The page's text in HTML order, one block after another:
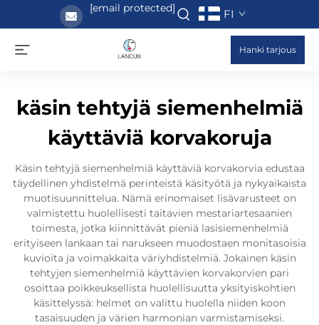
[email protected] FI
Hanki tarjous
käsin tehtyjä siemenhelmiä
käyttäviä korvakoruja
Käsin tehtyjä siemenhelmiä käyttäviä korvakorvia edustaa
täydellinen yhdistelmä perinteistä käsityötä ja nykyaikaista
muotisuunnittelua. Nämä erinomaiset lisävarusteet on
valmistettu huolellisesti taitavien mestariartesaanien
toimesta, jotka kiinnittävät pieniä lasisiemenhelmiä
erityiseen lankaan tai narukseen muodostaen monitasoisia
kuvioita ja voimakkaita väriyhdistelmiä. Jokainen käsin
tehtyjen siemenhelmiä käyttävien korvakorvien pari
osoittaa poikkeuksellista huolellisuutta yksityiskohtien
käsittelyssä: helmet on valittu huolella niiden koon
tasaisuuden ja värien harmonian varmistamiseksi.